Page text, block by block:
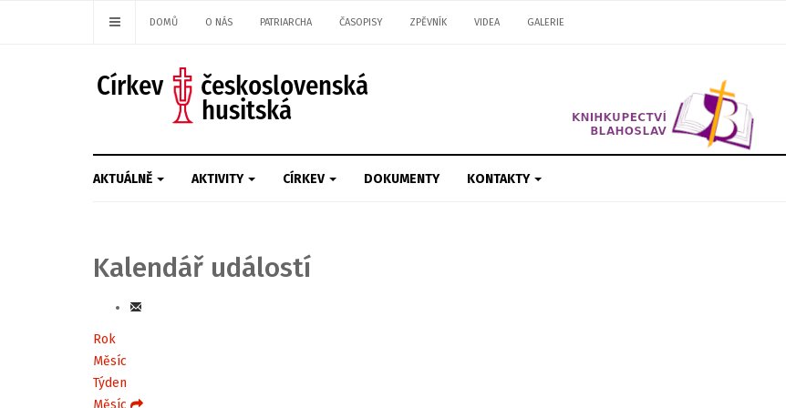
DOMŮ O NÁS PATRIARCHA ČASOPISY ZPĚVNÍK VIDEA GALERIE
AKTUÁLNĚ AKTIVITY CÍRKEV DOKUMENTY KONTAKTY
Kalendář událostí
Rok
Měsíc
Týden
Měsíc